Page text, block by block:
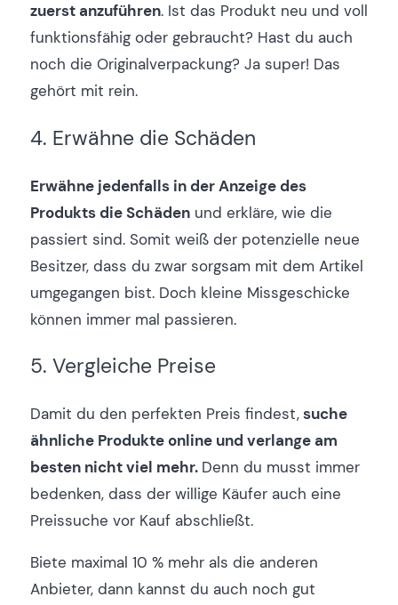
zuerst anzuführen. Ist das Produkt neu und voll
funktionsfähig oder gebraucht? Hast du auch
noch die Originalverpackung? Ja super! Das
gehört mit rein.
4. Erwähne die Schäden
Erwähne jedenfalls in der Anzeige des
Produkts die Schädenund erkläre, wie die
passiert sind. Somit weiß der potenzielle neue
Besitzer, dass du zwar sorgsam mit dem Artikel
umgegangen bist. Doch kleine Missgeschicke
können immer mal passieren.
5. Vergleiche Preise
Damit du den perfekten Preis findest,suche
ähnliche Produkte online und verlange am
besten nicht viel mehr. Denn du musst immer
bedenken, dass der willige Käufer auch eine
Preissuche vor Kauf abschließt.
Biete maximal 10 % mehr als die anderen
Anbieter, dann kannst du auch noch gut